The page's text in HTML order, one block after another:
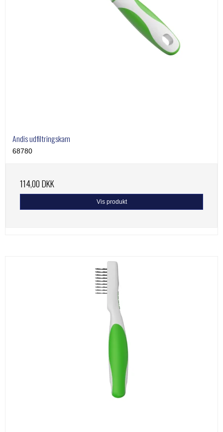
Andis udfiltringskam
68780
114,00 DKK
Vis produkt